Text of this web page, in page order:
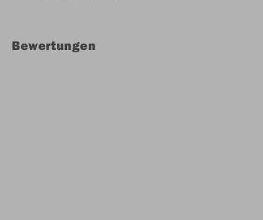
Bewertungen